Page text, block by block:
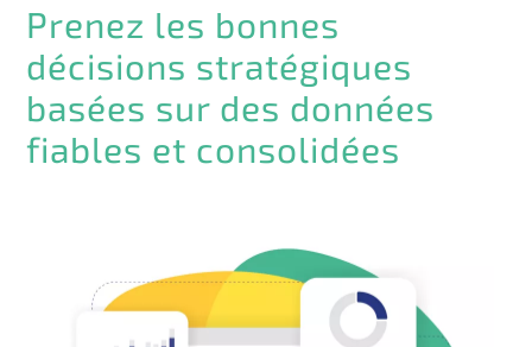
Prenez les bonnes
décisions stratégiques
basées sur des données
fiables et consolidées